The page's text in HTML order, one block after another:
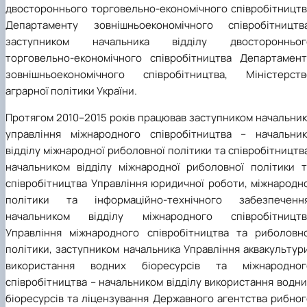
двостороннього торговельно-економічного
Департаменту зовнішньоекономічного
заступником начальника відділу
торговельно-економічного співробітництва
зовнішньоекономічного співробітництва,
аграрної політики України.
Протягом 2010–2015 років працював заступником
управління міжнародного співробітництва –
відділу міжнародної риболовної політики та
начальником відділу міжнародної риболовної політики
співробітництва Управління юридичної роботи,
політики та інформаційно-технічного
начальником відділу міжнародного
Управління міжнародного співробітництва та
політики, заступником начальника Управління
використання водних біоресурсів та
співробітництва – начальником відділу використання
біоресурсів та ліцензування Державного агентства